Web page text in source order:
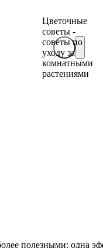
Цветочные
советы -
советы по
уходу за
комнатными
растениями
полезными: одна